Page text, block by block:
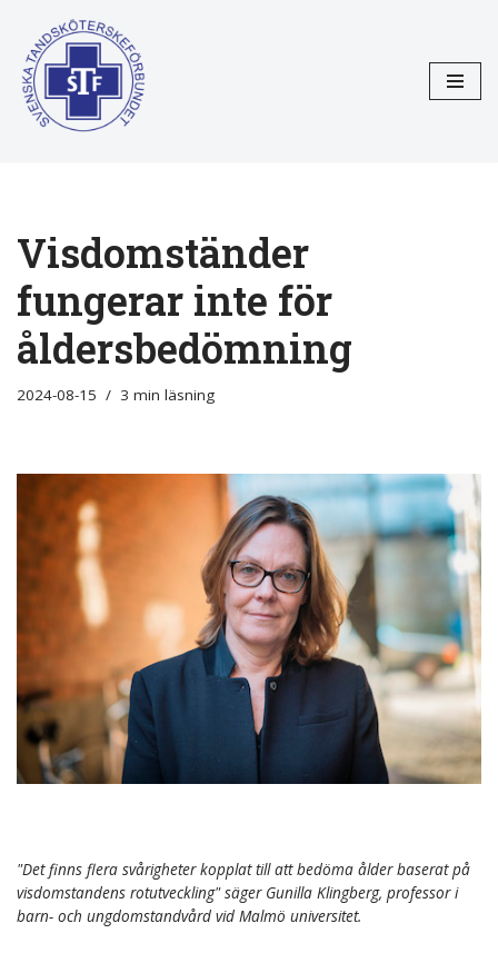
Hoppa
till
innehåll
Visdomständer
fungerar inte för
åldersbedömning
2024-08-15 3 min läsning
"Det finns flera svårigheter kopplat till att bedöma ålder baserat på
visdomstandens rotutveckling" säger Gunilla Klingberg, professor i
barn- och ungdomstandvård vid Malmö universitet.